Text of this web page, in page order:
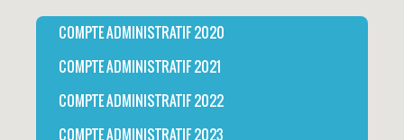
COMPTE ADMINISTRATIF 2020
COMPTE ADMINISTRATIF 2021
COMPTE ADMINISTRATIF 2022
COMPTE ADMINISTRATIF 2023